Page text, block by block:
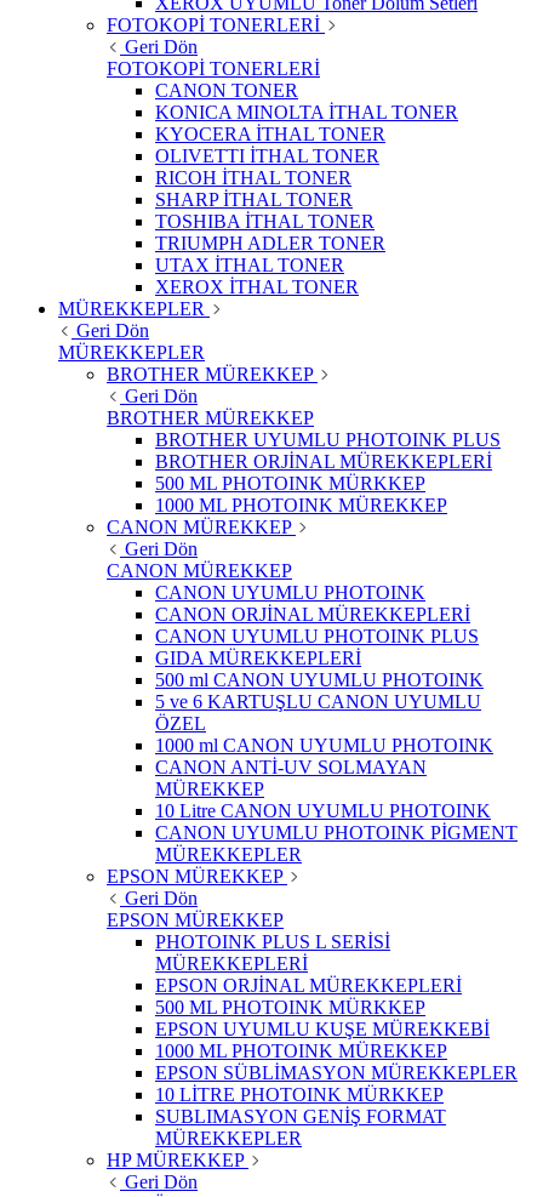
FOTOKOPİ TONERLERİ
Geri Dön
FOTOKOPİ TONERLERİ
CANON TONER
KONICA MINOLTA İTHAL TONER
KYOCERA İTHAL TONER
OLIVETTI İTHAL TONER
RICOH İTHAL TONER
SHARP İTHAL TONER
TOSHIBA İTHAL TONER
TRIUMPH ADLER TONER
UTAX İTHAL TONER
XEROX İTHAL TONER
MÜREKKEPLER
Geri Dön
MÜREKKEPLER
BROTHER MÜREKKEP
Geri Dön
BROTHER MÜREKKEP
BROTHER UYUMLU PHOTOINK PLUS
BROTHER ORJİNAL MÜREKKEPLERİ
500 ML PHOTOINK MÜRKKEP
1000 ML PHOTOINK MÜREKKEP
CANON MÜREKKEP
Geri Dön
CANON MÜREKKEP
CANON UYUMLU PHOTOINK
CANON ORJİNAL MÜREKKEPLERİ
CANON UYUMLU PHOTOINK PLUS
GIDA MÜREKKEPLERİ
500 ml CANON UYUMLU PHOTOINK
5 ve 6 KARTUŞLU CANON UYUMLU
ÖZEL
1000 ml CANON UYUMLU PHOTOINK
CANON ANTİ-UV SOLMAYAN
MÜREKKEP
10 Litre CANON UYUMLU PHOTOINK
CANON UYUMLU PHOTOINK PİGMENT
MÜREKKEPLER
EPSON MÜREKKEP
Geri Dön
EPSON MÜREKKEP
PHOTOINK PLUS L SERİSİ
MÜREKKEPLERİ
EPSON ORJİNAL MÜREKKEPLERİ
500 ML PHOTOINK MÜRKKEP
EPSON UYUMLU KUŞE MÜREKKEBİ
1000 ML PHOTOINK MÜREKKEP
EPSON SÜBLİMASYON MÜREKKEPLER
10 LİTRE PHOTOINK MÜRKKEP
SUBLIMASYON GENİŞ FORMAT
MÜREKKEPLER
HP MÜREKKEP
Geri Dön